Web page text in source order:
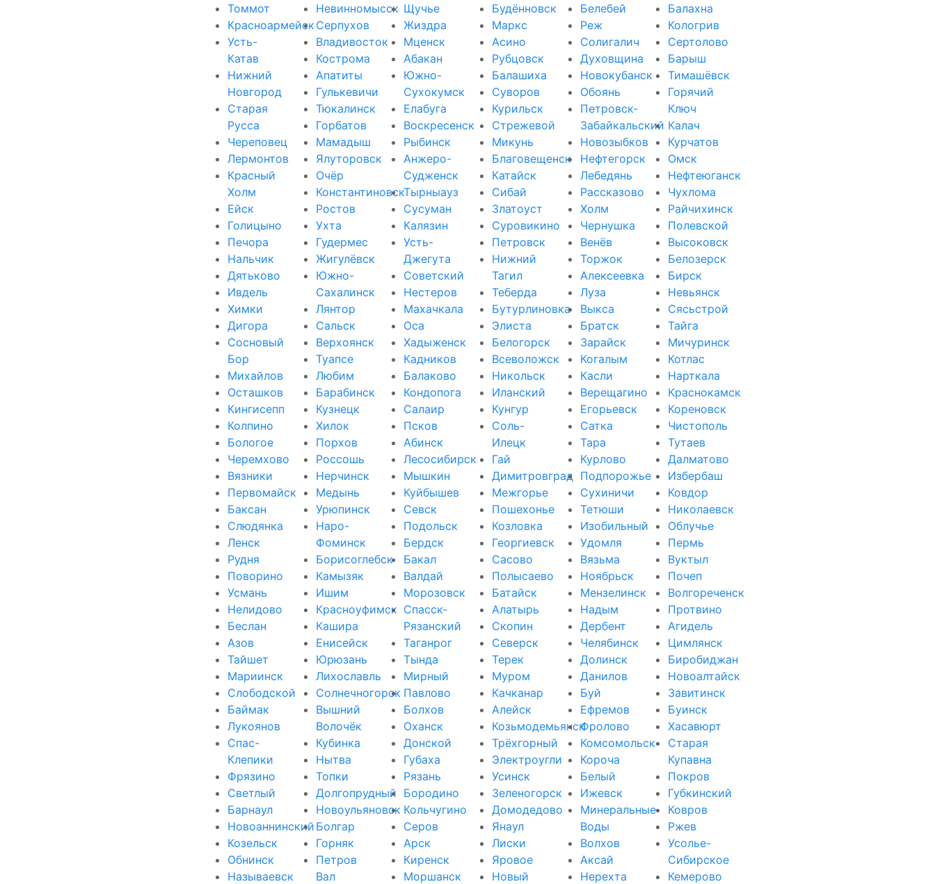
Томмот
Красноармейск
Усть-
Катав
Нижний
Новгород
Старая
Русса
Череповец
Лермонтов
Красный
Холм
Ейск
Голицыно
Печора
Нальчик
Дятьково
Ивдель
Химки
Дигора
Сосновый
Бор
Михайлов
Осташков
Кингисепп
Колпино
Бологое
Черемхово
Вязники
Первомайск
Баксан
Слюдянка
Ленск
Рудня
Поворино
Усмань
Нелидово
Беслан
Азов
Тайшет
Мариинск
Слободской
Баймак
Лукоянов
Спас-
Клепики
Фрязино
Светлый
Барнаул
Новоаннинский
Козельск
Обнинск
Называевск
Невинномысск
Серпухов
Владивосток
Кострома
Апатиты
Гулькевичи
Тюкалинск
Горбатов
Мамадыш
Ялуторовск
Очёр
Константиновск
Ростов
Ухта
Гудермес
Жигулёвск
Южно-
Сахалинск
Лянтор
Сальск
Верхоянск
Туапсе
Любим
Барабинск
Кузнецк
Хилок
Порхов
Россошь
Нерчинск
Медынь
Урюпинск
Наро-
Фоминск
Борисоглебск
Камызяк
Ишим
Красноуфимск
Кашира
Енисейск
Юрюзань
Лихославль
Солнечногорск
Вышний
Волочёк
Кубинка
Нытва
Топки
Долгопрудный
Новоульяновск
Болгар
Горняк
Петров
Вал
Щучье
Жиздра
Мценск
Абакан
Южно-
Сухокумск
Елабуга
Воскресенск
Рыбинск
Анжеро-
Судженск
Тырныауз
Сусуман
Калязин
Усть-
Джегута
Советский
Нестеров
Махачкала
Оса
Хадыженск
Кадников
Балаково
Кондопога
Салаир
Псков
Абинск
Лесосибирск
Мышкин
Куйбышев
Севск
Подольск
Бердск
Бакал
Валдай
Морозовск
Спасск-
Рязанский
Таганрог
Тында
Мирный
Павлово
Болхов
Оханск
Донской
Губаха
Рязань
Бородино
Кольчугино
Серов
Арск
Киренск
Моршанск
Будённовск
Маркс
Асино
Рубцовск
Балашиха
Суворов
Курильск
Стрежевой
Микунь
Благовещенск
Катайск
Сибай
Златоуст
Суровикино
Петровск
Нижний
Тагил
Теберда
Бутурлиновка
Элиста
Белогорск
Всеволожск
Никольск
Иланский
Кунгур
Соль-
Илецк
Гай
Димитровград
Межгорье
Пошехонье
Козловка
Георгиевск
Сасово
Полысаево
Батайск
Алатырь
Скопин
Северск
Терек
Муром
Качканар
Алейск
Козьмодемьянск
Трёхгорный
Электроугли
Усинск
Зеленогорск
Домодедово
Янаул
Лиски
Яровое
Новый
Белебей
Реж
Солигалич
Духовщина
Новокубанск
Обоянь
Петровск-
Забайкальский
Новозыбков
Нефтегорск
Лебедянь
Рассказово
Холм
Чернушка
Венёв
Торжок
Алексеевка
Луза
Выкса
Братск
Зарайск
Когалым
Касли
Верещагино
Егорьевск
Сатка
Тара
Курлово
Подпорожье
Сухиничи
Тетюши
Изобильный
Удомля
Вязьма
Ноябрьск
Мензелинск
Надым
Дербент
Челябинск
Долинск
Данилов
Буй
Ефремов
Фролово
Комсомольск
Короча
Белый
Ижевск
Минеральные
Воды
Волхов
Аксай
Нерехта
Балахна
Кологрив
Сертолово
Барыш
Тимашёвск
Горячий
Ключ
Калач
Курчатов
Омск
Нефтеюганск
Чухлома
Райчихинск
Полевской
Высоковск
Белозерск
Бирск
Невьянск
Сясьстрой
Тайга
Мичуринск
Котлас
Нарткала
Краснокамск
Кореновск
Чистополь
Тутаев
Далматово
Избербаш
Ковдор
Николаевск
Облучье
Пермь
Вуктыл
Почеп
Волгореченск
Протвино
Агидель
Цимлянск
Биробиджан
Новоалтайск
Завитинск
Буинск
Хасавюрт
Старая
Купавна
Покров
Губкинский
Ковров
Ржев
Усолье-
Сибирское
Кемерово